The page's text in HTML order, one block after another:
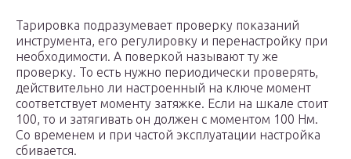
Тарировка подразумевает проверку показаний
инструмента, его регулировку и перенастройку при
необходимости. А поверкой называют ту же
проверку. То есть нужно периодически проверять,
действительно ли настроенный на ключе момент
соответствует моменту затяжке. Если на шкале стоит
100, то и затягивать он должен с моментом 100 Нм.
Со временем и при частой эксплуатации настройка
сбивается.